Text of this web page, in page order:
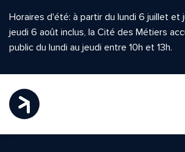
Horaires d'été: à partir du lundi 6 juillet et
jeudi 6 août inclus, la Cité des Métiers
public du lundi au jeudi entre 10h et 13h.